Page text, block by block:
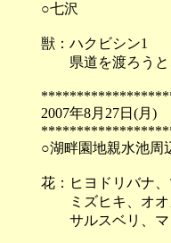
○七沢
獣：ハクビシン1
県道を渡ろうと
2007年8月27
○湖畔園地親水池周
花：ヒヨドリバナ
ミズヒキ、オオ
サルスベリ、マ